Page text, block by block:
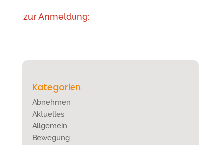
zur Anmeldung:
Kategorien
Abnehmen
Aktuelles
Allgemein
Bewegung